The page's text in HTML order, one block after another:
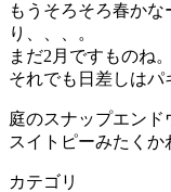
もうそろそろ春か
り、、、。
まだ2月ですものね。
それでも日差しはパ
庭のスナップエンド
スイトピーみたくか
カテゴリ